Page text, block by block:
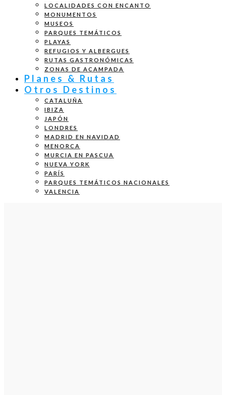
LOCALIDADES CON ENCANTO
MONUMENTOS
MUSEOS
PARQUES TEMÁTICOS
PLAYAS
REFUGIOS Y ALBERGUES
RUTAS GASTRONÓMICAS
ZONAS DE ACAMPADA
Planes & Rutas
Otros Destinos
CATALUÑA
IBIZA
JAPÓN
LONDRES
MADRID EN NAVIDAD
MENORCA
MURCIA EN PASCUA
NUEVA YORK
PARÍS
PARQUES TEMÁTICOS NACIONALES
VALENCIA